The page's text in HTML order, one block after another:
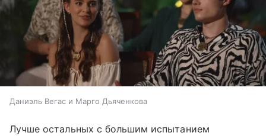
Даниэль Вегас и Марго Дьяченкова
Лучше остальных с большим испытанием